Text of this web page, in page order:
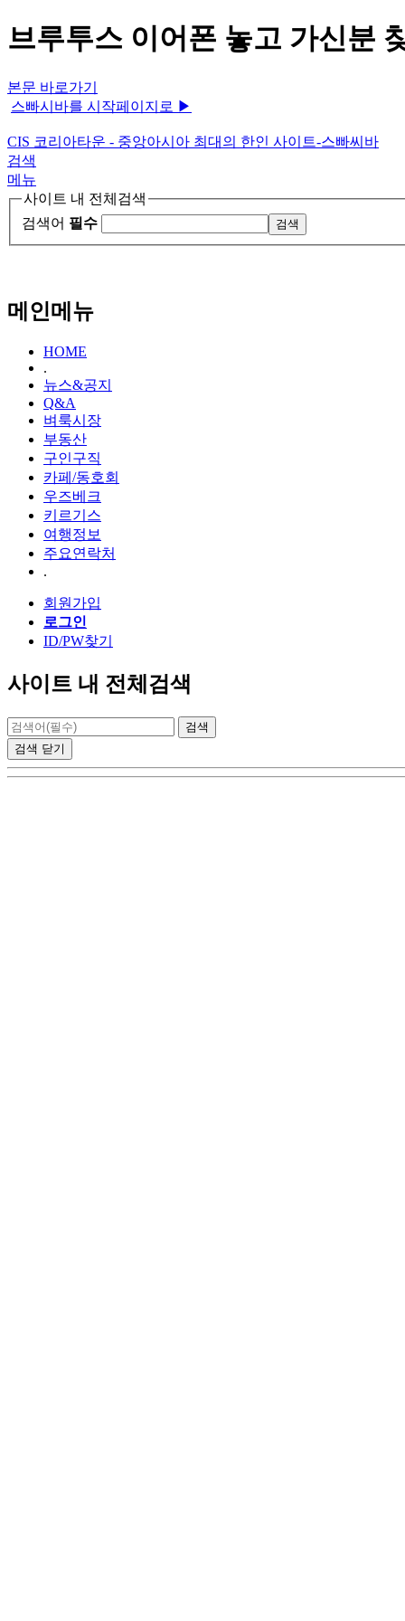
브루투스 이어폰 놓고 가신분
본문 바로가기
스빠시바를 시작페이지로 ▶
CIS 코리아타운 - 중앙아시아 최대의 한인 사이트-스빠씨바
검색
메뉴
사이트 내 전체검색
검색어 필수
메인메뉴
HOME
.
뉴스&공지
Q&A
벼룩시장
부동산
구인구직
카페/동호회
우즈베크
키르기스
여행정보
주요연락처
.
회원가입
로그인
ID/PW찾기
사이트 내 전체검색
검색 닫기